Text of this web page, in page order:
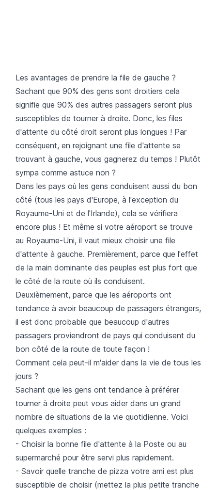
Les avantages de prendre la file de gauche ?
Sachant que 90% des gens sont droitiers cela
signifie que 90% des autres passagers seront plus
susceptibles de tourner à droite. Donc, les files
d'attente du côté droit seront plus longues ! Par
conséquent, en rejoignant une file d'attente se
trouvant à gauche, vous gagnerez du temps ! Plutôt
sympa comme astuce non ?
Dans les pays où les gens conduisent aussi du bon
côté (tous les pays d'Europe, à l'exception du
Royaume-Uni et de l'Irlande), cela se vérifiera
encore plus ! Et même si votre aéroport se trouve
au Royaume-Uni, il vaut mieux choisir une file
d'attente à gauche. Premièrement, parce que l'effet
de la main dominante des peuples est plus fort que
le côté de la route où ils conduisent.
Deuxièmement, parce que les aéroports ont
tendance à avoir beaucoup de passagers étrangers,
il est donc probable que beaucoup d'autres
passagers proviendront de pays qui conduisent du
bon côté de la route de toute façon !
Comment cela peut-il m'aider dans la vie de tous les
jours ?
Sachant que les gens ont tendance à préférer
tourner à droite peut vous aider dans un grand
nombre de situations de la vie quotidienne. Voici
quelques exemples :
- Choisir la bonne file d'attente à la Poste ou au
supermarché pour être servi plus rapidement.
- Savoir quelle tranche de pizza votre ami est plus
susceptible de choisir (mettez la plus petite tranche